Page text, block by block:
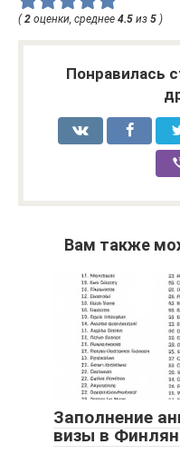
( 2 оценки, среднее 4.5 из 5 )
Понравилась
Вам также
Заполнение
визы в